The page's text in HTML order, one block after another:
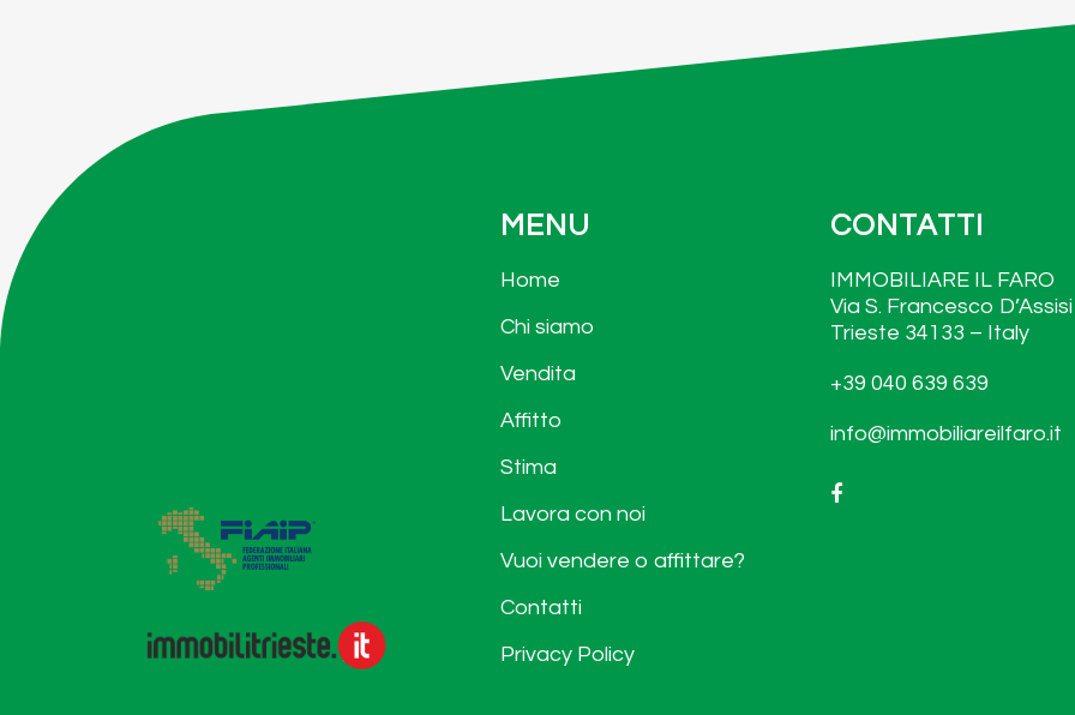
MENU
Home
Chi siamo
Vendita
Affitto
Stima
Lavora con noi
Vuoi vendere o affittare?
Contatti
Privacy Policy
CONTATTI
IMMOBILIARE IL FARO
Via S. Francesco
Trieste 34133 – Italy
+39 040 639 639
info@immobiliareilfaro.it